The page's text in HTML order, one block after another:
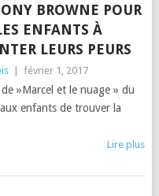
BROWNE POUR
ENFANTS À
LEURS PEURS
février 1, 2017
»Marcel et le nuage » du
enfants de trouver la
Lire plus